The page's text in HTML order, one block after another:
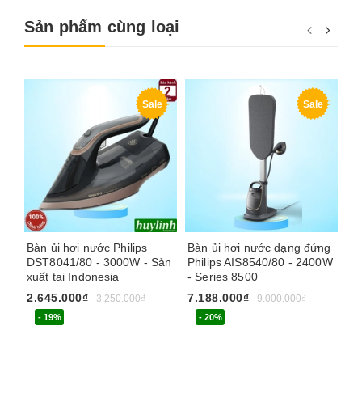
Sản phẩm cùng loại
Sale
Bàn ủi hơi nước Philips
DST8041/80 - 3000W - Sản
xuất tại Indonesia
2.645.000₫
3.250.000₫
- 19%
Sale
Bàn ủi hơi nước dạng đứng
Philips AIS8540/80 - 2400W
- Series 8500
7.188.000₫
9.000.000₫
- 20%